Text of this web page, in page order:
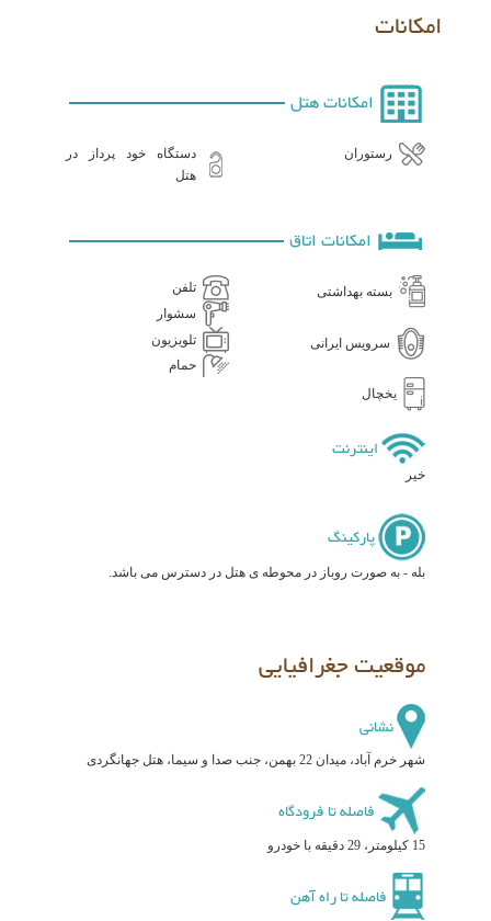
امکانات
امکانات هتل
رستوران
دستگاه خود پرداز در
هتل
امکانات اتاق
بسته بهداشتی
تلفن
سشوار
سرویس ایرانی
تلویزیون
حمام
یخچال
اینترنت
خیر
پارکینگ
بله - به صورت روباز در محوطه ی هتل در دسترس می باشد.
موقعیت جغرافیایی
نشانی
شهر خرم آباد، میدان 22 بهمن، جنب صدا و سیما، هتل جهانگردی
فاصله تا فرودگاه
15 کیلومتر، 29 دقیقه با خودرو
فاصله تا راه آهن